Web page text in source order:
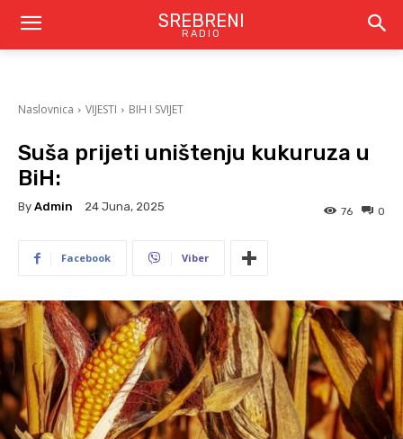
SREBRENI
RADIO
Naslovnica VIJESTI BIH I SVIJET
Suša prijeti uništenju kukuruza u
BiH:
By Admin 24 Juna, 2025 0
76
Facebook Viber